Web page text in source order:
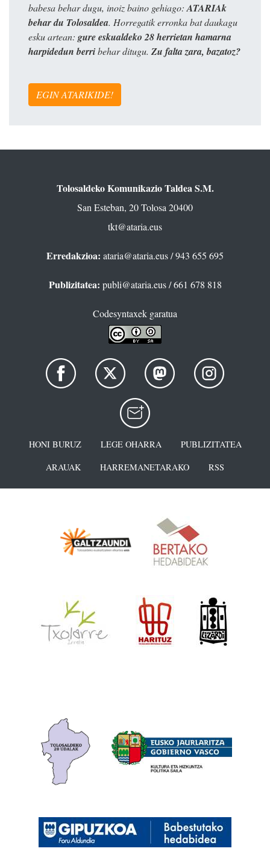
babesa behar dugu, inoiz baino gehiago: ATARIAk
behar du Tolosaldea. Horregatik erronka bat daukagu
esku artean: gure eskualdeko 28 herrietan hamarna
harpidedun berribehar ditugu. Zu falta zara, bazatoz?
EGIN ATARIKIDE!
Tolosaldeko Komunikazio Taldea S.M.
San Esteban, 20 Tolosa 20400
tkt@ataria.eus
Erredakzioa: ataria@ataria.eus/ 943 655 695
Publizitatea: publi@ataria.eus/ 661 678 818
Codesyntaxek garatua
HONI BURUZ LEGE OHARRA
PUBLIZITATEA
ARAUAK
HARREMANETARAKO RSS